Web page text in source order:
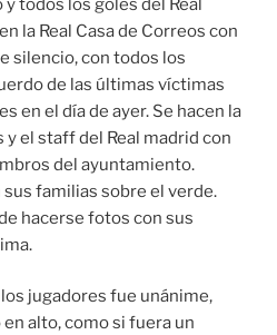
todos los goles del Real
la Real Casa de Correos con
silencio, con todos los
de las últimas víctimas
en el día de ayer. Se hacen la
el staff del Real madrid con
del ayuntamiento.
familias sobre el verde.
hacerse fotos con sus
jugadores fue unánime,
alto, como si fuera un